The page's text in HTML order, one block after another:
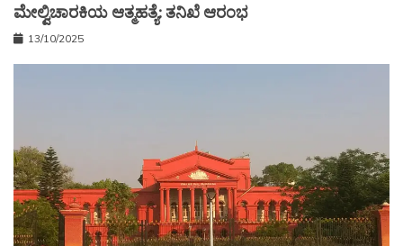
ಮೇಲ್ವಿಚಾರಕಿಯ ಆತ್ಮಹತ್ಯೆ: ತನಿಖೆ ಆರಂಭ
13/10/2025